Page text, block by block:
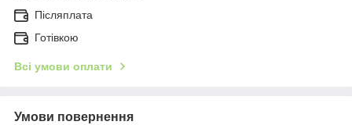
Післяплата
Готівкою
Всі умови оплати
Умови повернення